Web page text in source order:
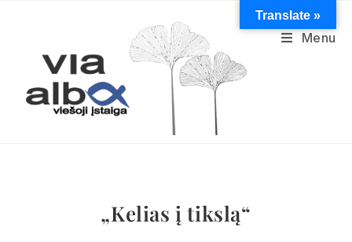
Menu
„Kelias į tikslą“
Translate »